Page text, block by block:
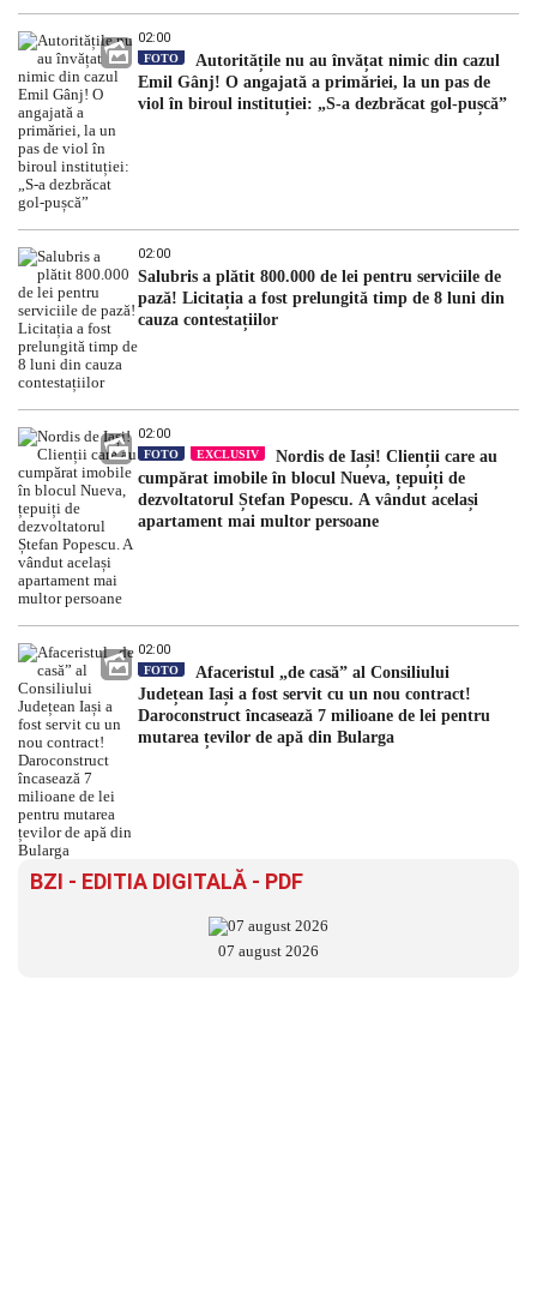
02:00
FOTO
Autoritățile nu au învățat nimic din cazul
Emil Gânj! O angajată a primăriei, la un pas de
viol în biroul instituției: „S-a dezbrăcat gol-pușcă”
02:00
Salubris a plătit 800.000 de lei pentru serviciile de
pază! Licitația a fost prelungită timp de 8 luni din
cauza contestațiilor
02:00
FOTO EXCLUSIV
Nordis de Iași! Clienții care au
cumpărat imobile în blocul Nueva, țepuiți de
dezvoltatorul Ștefan Popescu. A vândut același
apartament mai multor persoane
02:00
FOTO
Afaceristul „de casă” al Consiliului
Județean Iași a fost servit cu un nou contract!
Daroconstruct încasează 7 milioane de lei pentru
mutarea țevilor de apă din Bularga
BZI - EDITIA DIGITALĂ - PDF
07 august 2026